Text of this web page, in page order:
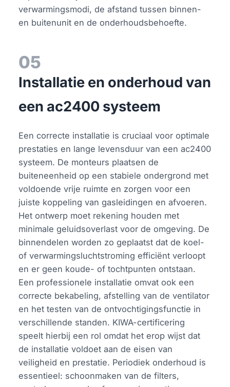
verwarmingsmodi, de afstand tussen binnen-
en buitenunit en de onderhoudsbehoefte.
05
Installatie en onderhoud van
een ac2400 systeem
Een correcte installatie is cruciaal voor optimale
prestaties en lange levensduur van een ac2400
systeem. De monteurs plaatsen de
buiteneenheid op een stabiele ondergrond met
voldoende vrije ruimte en zorgen voor een
juiste koppeling van gasleidingen en afvoeren.
Het ontwerp moet rekening houden met
minimale geluidsoverlast voor de omgeving. De
binnendelen worden zo geplaatst dat de koel-
of verwarmingsluchtstroming efficiënt verloopt
en er geen koude- of tochtpunten ontstaan.
Een professionele installatie omvat ook een
correcte bekabeling, afstelling van de ventilator
en het testen van de ontvochtigingsfunctie in
verschillende standen. KIWA-certificering
speelt hierbij een rol omdat het erop wijst dat
de installatie voldoet aan de eisen van
veiligheid en prestatie. Periodiek onderhoud is
essentieel: schoonmaken van de filters,